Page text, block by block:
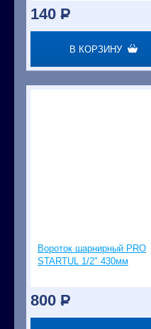
140 P
В КОРЗИНУ
Вороток шарнирный PRO
STARTUL 1/2" 430мм
800 P